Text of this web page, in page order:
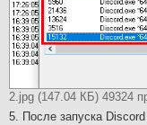
2.jpg (147.04 КБ) 49324
5. После запуска